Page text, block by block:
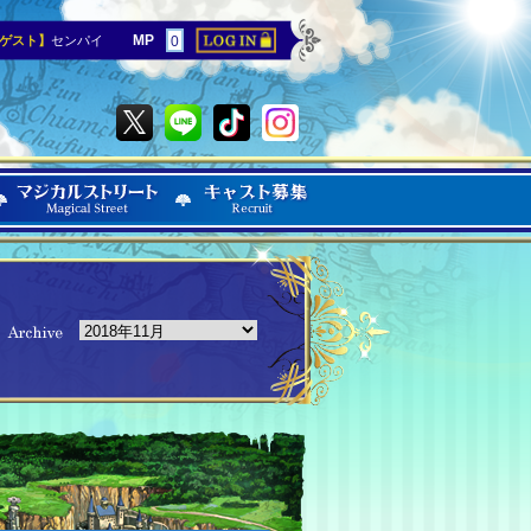
スト】 センパイ MP 0